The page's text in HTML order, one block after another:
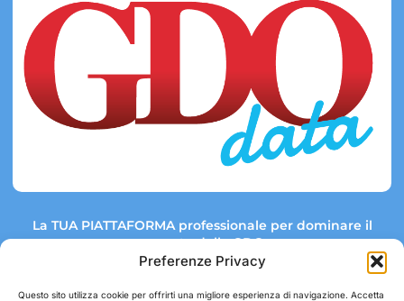
Preferenze Privacy
Questo sito utilizza cookie per offrirti una migliore esperienza di navigazione. Accetta
La TUA PIATTAFORMA professionale per dominare il
mercato della GDO.